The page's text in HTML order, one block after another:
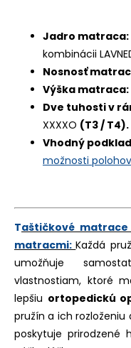
Jadro matraca:
kombinácii
Nosnosť
Výška matraca:
Dve tuhosti v
XXXXO (T3 / T4).
Vhodný
možnosti
Taštičkové
matracmi: Každá
umožňuje
vlastnostiam, ktoré
lepšiu ortopedickú
pružín a ich rozloženiu
poskytuje prirodzené